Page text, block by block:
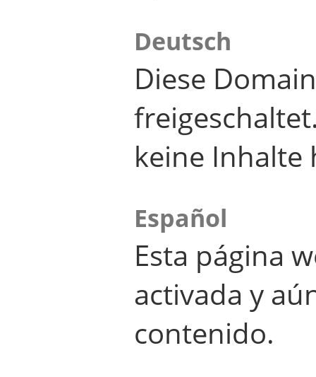
Deutsch
Diese
keine Inhalte
Español
Esta página
activada y
contenido.